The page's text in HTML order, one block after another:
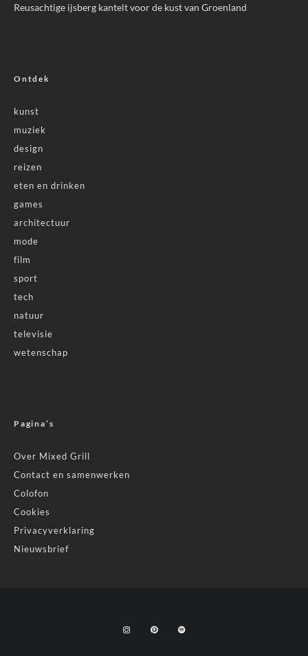
Reusachtige ijsberg kantelt voor de kust van Groenland
Ontdek
kunst
muziek
design
reizen
eten en drinken
games
architectuur
mode
film
sport
tech
natuur
televisie
wetenschap
Pagina’s
Over Mixed Grill
Contact en samenwerken
Colofon
Cookies
Privacyverklaring
Nieuwsbrief